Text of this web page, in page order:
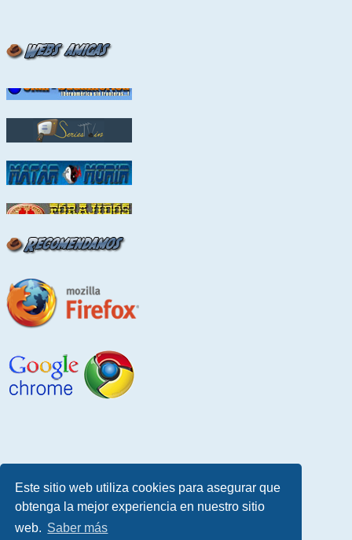
Este sitio web utiliza cookies para asegurar que
obtenga la mejor experiencia en nuestro sitio
web. Saber más